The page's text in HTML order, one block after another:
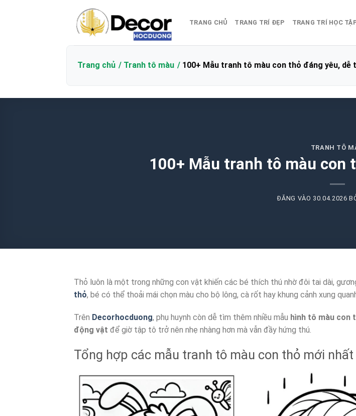
TRANG CHỦ TRANG TRÍ ĐẸP TRANG TRÍ HỌC
Trang chủ Tranh tô màu 100+ Mẫu tranh tô màu con thỏ đáng yêu, dễ
TRANH TÔ
100+ Mẫu tranh tô màu con
ĐĂNG VÀO 30.04.2026
Thỏ luôn là một trong những con vật khiến các bé thích thú nhờ đôi tai dài,
thỏ, bé có thể thoải mái chọn màu cho bộ lông, cà rốt hay khung cảnh xung
Trên Decorhocduong, phụ huynh còn dễ tìm thêm nhiều mẫu hình tô màu con
động vật để giờ tập tô trở nên nhẹ nhàng hơn mà vẫn đầy hứng thú.
Tổng hợp các mẫu tranh tô màu con thỏ mới nhất